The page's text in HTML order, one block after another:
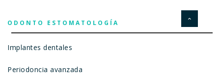
ODONTO ESTOMATOLOGÍA
Implantes dentales
Periodoncia avanzada